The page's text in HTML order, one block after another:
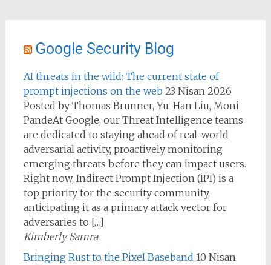
Google Security Blog
AI threats in the wild: The current state of
prompt injections on the web 23 Nisan 2026
Posted by Thomas Brunner, Yu-Han Liu, Moni
PandeAt Google, our Threat Intelligence teams
are dedicated to staying ahead of real-world
adversarial activity, proactively monitoring
emerging threats before they can impact users.
Right now, Indirect Prompt Injection (IPI) is a
top priority for the security community,
anticipating it as a primary attack vector for
adversaries to […]
Kimberly Samra
Bringing Rust to the Pixel Baseband 10 Nisan